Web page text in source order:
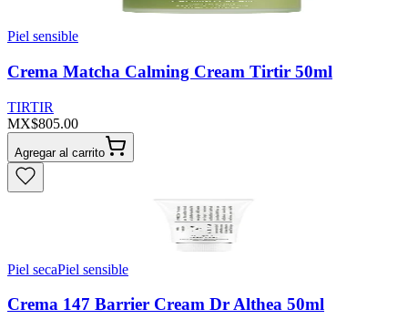
Piel sensible
Crema Matcha Calming Cream Tirtir 50ml
TIRTIR
MX$805.00
Agregar al carrito
Piel secaPiel sensible
Crema 147 Barrier Cream Dr Althea 50ml